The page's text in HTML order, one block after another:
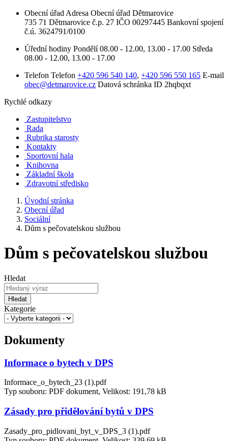
Obecní úřad Adresa Obecní úřad Dětmarovice
735 71 Dětmarovice č.p. 27 IČO 00297445 Bankovní spojení
č.ú. 3624791/0100
Úřední hodiny Pondělí 08.00 - 12.00, 13.00 - 17.00 Středa
08.00 - 12.00, 13.00 - 17.00
Telefon Telefon +420 596 540 140, +420 596 550 165 E-mail
obec@detmarovice.cz Datová schránka ID 2hqbqxt
Rychlé odkazy
Zastupitelstvo
Rada
Rubrika starosty
Kontakty
Sportovní hala
Knihovna
Základní škola
Zdravotní středisko
Úvodní stránka
Obecní úřad
Sociální
Dům s pečovatelskou službou
Dům s pečovatelskou službou
Hledat
Hledat
Kategorie
Dokumenty
Informace o bytech v DPS
Informace_o_bytech_23 (1).pdf
Typ souboru: PDF dokument, Velikost: 191,78 kB
Zásady pro přidělování bytů v DPS
Zasady_pro_pidlovani_byt_v_DPS_3 (1).pdf